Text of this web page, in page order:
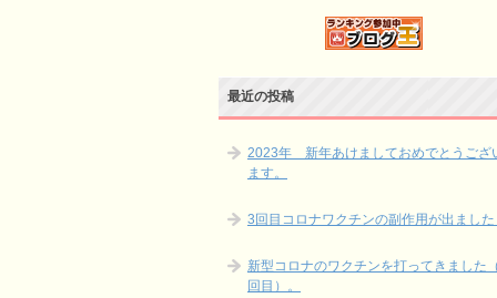
最近の投稿
2023年 新年あけましておめでとうござ
ます。
3回目コロナワクチンの副作用が出まし
新型コロナのワクチンを打ってきました
回目）。